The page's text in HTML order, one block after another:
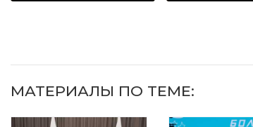
МАТЕРИАЛЫ ПО ТЕМЕ: